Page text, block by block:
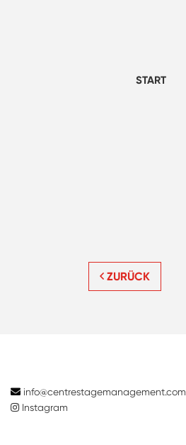
START
ZURÜCK
info@centrestagemanagement.com
Instagram